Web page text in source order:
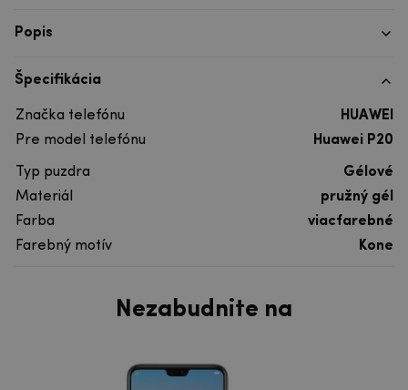
Popis
Špecifikácia
Značka telefónu
HUAWEI
Pre model telefónu
Huawei P20
Typ puzdra
Gélové
Materiál
pružný gél
Farba
viacfarebné
Farebný motív
Kone
Nezabudnite na